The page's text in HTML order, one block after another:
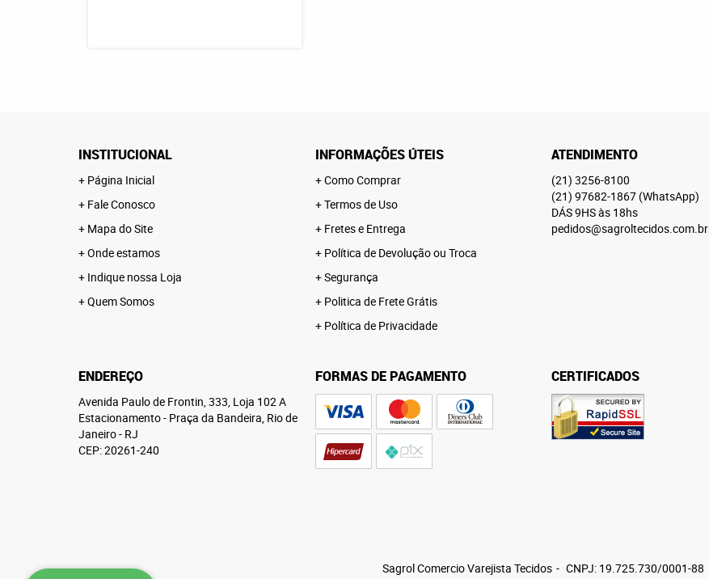
INSTITUCIONAL
Página Inicial
Fale Conosco
Mapa do Site
Onde estamos
Indique nossa Loja
Quem Somos
INFORMAÇÕES ÚTEIS
Como Comprar
Termos de Uso
Fretes e Entrega
Política de Devolução ou Troca
Segurança
Politica de Frete Grátis
Política de Privacidade
ATENDIMENTO
(21) 3256-8100
(21) 97682-1867 (WhatsApp)
DÁS 9HS às 18hs
pedidos@sagroltecidos.com.br
ENDEREÇO
Avenida Paulo de Frontin, 333, Loja 102 A
Estacionamento- Praça da Bandeira, Rio de
Janeiro- RJ
CEP: 20261-240
FORMAS DE PAGAMENTO CERTIFICADOS
Sagrol Comercio Varejista Tecidos CNPJ: 19.725.730/0001-88